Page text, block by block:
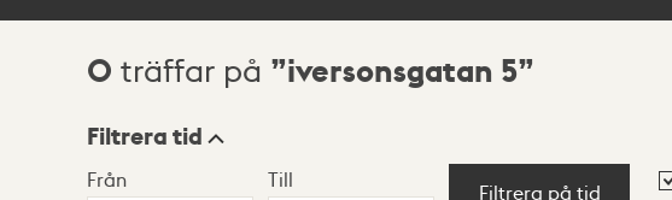
Sökresultat
0 träffar på iversonsgatan 5
Visningsläge
Filtrera tid
Från Till
Filtrera på tid